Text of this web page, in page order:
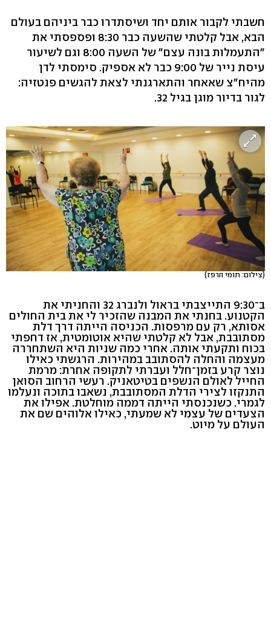
חשבתי לקבור אותם יחד ושיסתדרו כבר ביניהם בעולם
הבא, אבל קלטתי שהשעה כבר 8:30 ופספסתי את
"התעמלות בונה עצם" של השעה 8:00 וגם לשיעור
עיסת נייר של 9:00 כבר לא אספיק. סימסתי לדן
מהיח"צ שאאחר והתארגנתי לצאת להגשים פנטזיה:
לגור בדיור מוגן בגיל 32.
(צילום: תומי הרפז)
ב־9:30 התייצבתי בראול ולנברג 32 והחניתי את
הקטנוע. בחנתי את המבנה שהזכיר לי את בית החולים
אסותא, רק עם מרפסות. הכניסה הייתה דרך דלת
מסתובבת, אבל לא קלטתי שהיא אוטומטית, אז דחפתי
בכוח ותקעתי אותה. אחרי כמה שניות היא השתחררה
מעצמה והחלה להסתובב במהירות. הרגשתי כאילו
נוצר קרע בזמן־חלל ועברתי לתקופה אחרת: מרמת
החייל לאולם הנשפים בטיטאניק. רעשי הרחוב הסואן
התנקזו לצירי הדלת המסתובבת, נשאבו בתוכה ונעלמו
לגמרי. כשנכנסתי הייתה דממה מוחלטת. אפילו את
הצעדים של עצמי לא שמעתי, כאילו אלוהים שם את
העולם על מיוט.